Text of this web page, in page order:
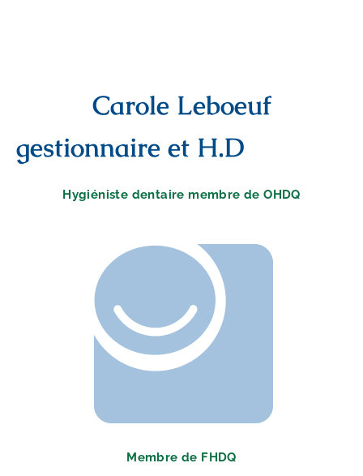
Carole Leboeuf
gestionnaire et H.D
Hygiéniste dentaire membre de OHDQ​
Membre de FHDQ